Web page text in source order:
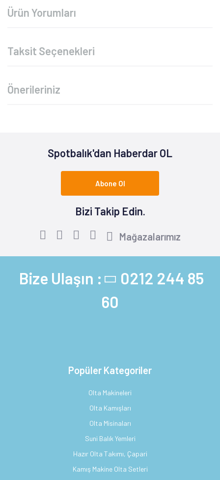
Ürün Yorumları
Taksit Seçenekleri
Önerileriniz
Spotbalık'dan Haberdar OL
Abone Ol
Bizi Takip Edin.
Mağazalarımız
Bize Ulaşın : 0212 244 85
60
Popüler Kategoriler
Olta Makineleri
Olta Kamışları
Olta Misinaları
Suni Balık Yemleri
Hazır Olta Takımı, Çapari
Kamış Makine Olta Setleri